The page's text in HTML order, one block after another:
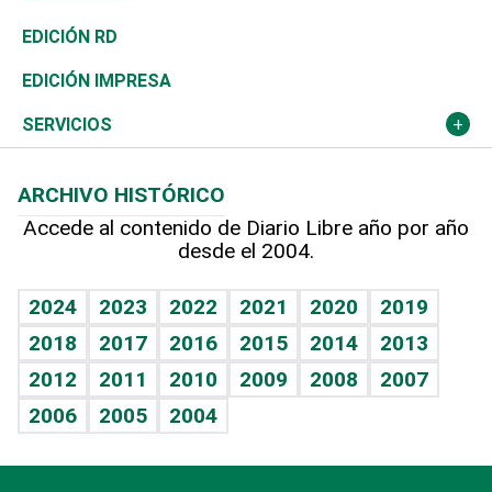
Ocenanía
Caribe
Resto del mundo
Telecom.
Global y variable
Economía personal
Sociales
Novedades
Podcast Arte Libre
Hablando con el pediatra
Vida y familia
Eñe
Celebrando la vida
Sin complejos
En pocas palabras
Tenis
Olimpismo
Más deportes
Línea de hit
TBT Deportivo
El Espía
Noticiero Poteleche
Columnistas
Más firmas
Historia
Martes de tecnología
Cambio climático
Revista
Deportes
Opinión
Hecho en casa
Guía del dinero
EDICIÓN RD
EDICIÓN IMPRESA
SERVICIOS
Cumpleaños
Horóscopos
Crucigramas
ARCHIVO HISTÓRICO
Accede al contenido de Diario Libre año por año
desde el 2004.
2024 2023 2022 2021 2020
2019
2018
2017 2016 2015 2014
2013
2012
2011 2010 2009 2008
2007
2006
2005 2004